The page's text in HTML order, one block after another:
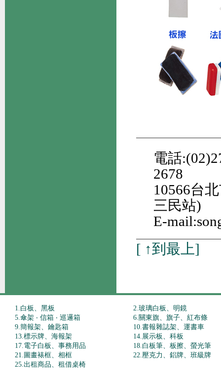
電話
2678
10566台
三民站)
E-
[ ↑到最上]
1.白板、黑板
2.玻璃白板、明鏡
5.傘架 ‧ 信箱 ‧ 巡邏箱
6.關東旗、旗子、紅布條
9.簡報架、鑰匙箱
10.書報雜誌架、運書車
13.標示牌、海報架
14.展示板、科板
17.電子白板、事務用品
18.白板筆、板擦、螢光筆
21.圖畫裱框、相框
22.壓克力、鋁牌、班級牌
25.出租商品、租借桌椅